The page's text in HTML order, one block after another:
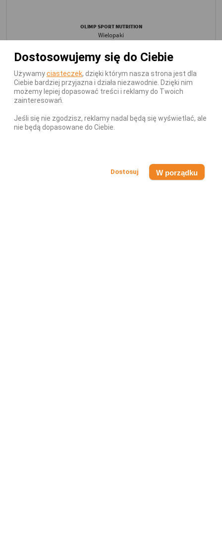
OLIMP SPORT NUTRITION
Wielopaki
Wielopak 2x Olimp Creatine 1250 Mega Caps
120kaps
Dostępny - Wysyłka w 24h!
113,29 zł 64,01 zł
DODAJ DO KOSZYKA
Dostosowujemy się do Ciebie
Używamyciasteczek, dzięki którym nasza strona jest dla
Ciebie bardziej przyjazna i działa niezawodnie. Dzięki nim
możemy lepiej dopasować treści i reklamy do Twoich
zainteresowań.
Jeśli się nie zgodzisz, reklamy nadal będą się wyświetlać, ale
nie będą dopasowane do Ciebie.
W porządku